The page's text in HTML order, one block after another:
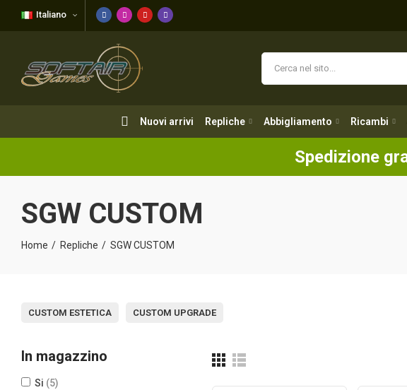
Italiano
Nuovi arrivi Repliche Abbigliamento Ricambi
Spedizione
Nuovi arrivi
SGW CUSTOM
Home Repliche SGW CUSTOM
CUSTOM ESTETICA CUSTOM UPGRADE
In magazzino
Si (5)